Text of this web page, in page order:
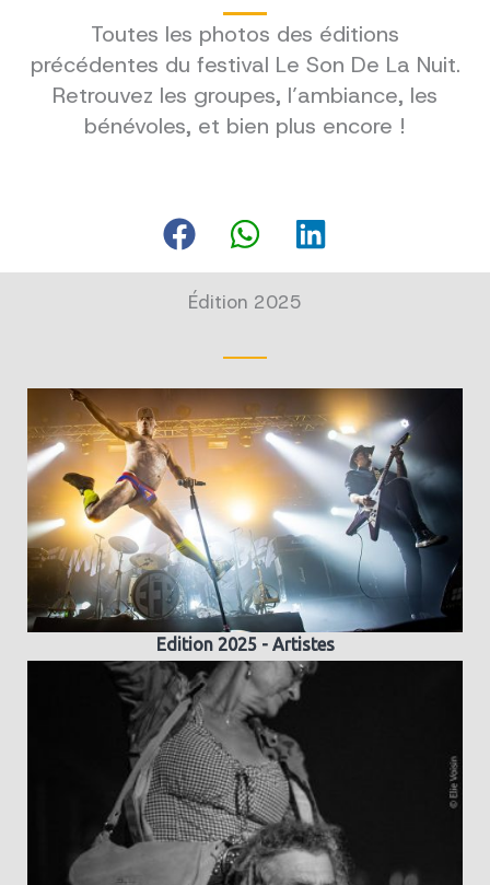
Toutes les photos des éditions
précédentes du festival Le Son De La Nuit.
Retrouvez les groupes, l’ambiance, les
bénévoles, et bien plus encore !
Édition 2025
Edition 2025 - Artistes